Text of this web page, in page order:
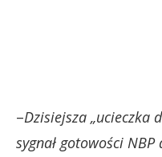
–Dzisiejsza „ucieczka
sygnał gotowości